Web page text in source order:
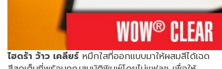
ไฮดร้า ว้าว เคลียร์ หมึกใสที่ออกแบบมาให้ผสมสีได้เฉด